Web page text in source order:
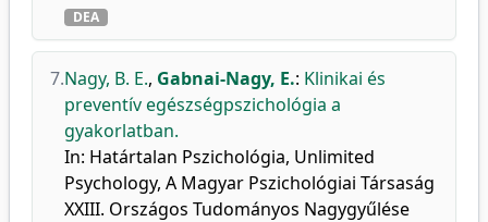
DEA
7.Nagy, B. E., Gabnai-Nagy, E.: Klinikai és
preventív egészségpszichológia a
gyakorlatban.
In: Határtalan Pszichológia, Unlimited
Psychology, A Magyar Pszichológiai Társaság
XXIII. Országos Tudományos Nagygyűlése